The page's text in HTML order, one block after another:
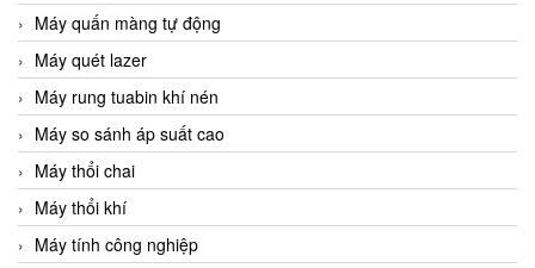
Máy quấn màng tự động
Máy quét lazer
Máy rung tuabin khí nén
Máy so sánh áp suất cao
Máy thổi chai
Máy thổi khí
Máy tính công nghiệp